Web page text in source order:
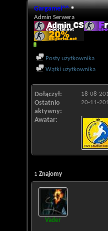
Gargamel^^
Admin Serwera
Posty użytkownika
Wątki użytkownika
Dołączył 18-08-
Ostatnio
aktywny
20-11-
Awatar
1 Znajomy
Vader